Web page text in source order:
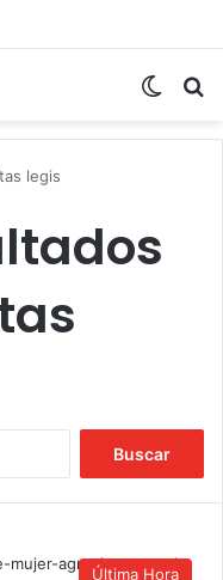
legis
r
Última Hora